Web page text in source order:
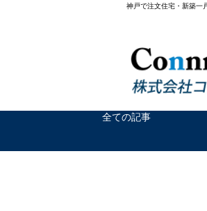
神戸で注文住宅・新築一
全ての記事